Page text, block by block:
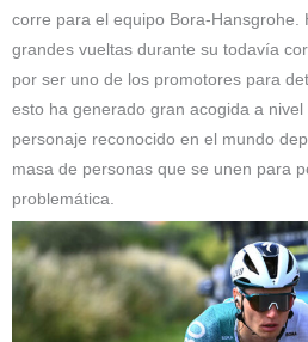
corre para el equipo Bora-Hansgrohe.
grandes vueltas durante su todavía
por ser uno de los promotores para
esto ha generado gran acogida a
personaje reconocido en el mundo
masa de personas que se unen para
problemática.